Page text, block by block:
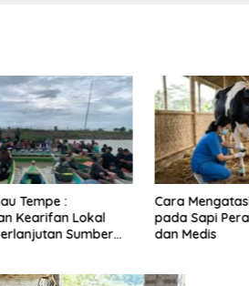
Cara Mengatasi Penyakit PMK
pada Sapi Perah Secara Alami
dan Medis